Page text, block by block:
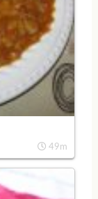
49m